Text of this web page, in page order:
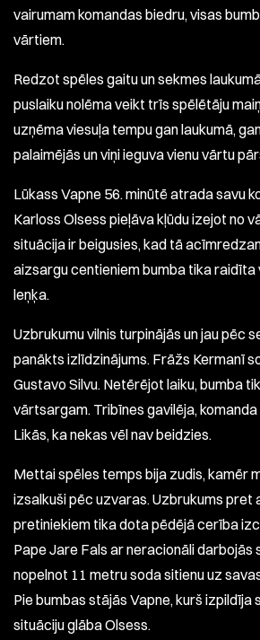
vairumam komandas biedru, visas
vārtiem.
Redzot spēles gaitu un sekmes
puslaiku nolēma veikt trīs spēlētāju
uzņēma viesuļa tempu gan laukumā,
palaimējās un viņi ieguva vienu vārtu
Lūkass Vapne 56. minūtē atrada savu
Karloss Olsess pieļāva kļūdu izejot no
situācija ir beigusies, kad tā
aizsargu centieniem bumba tika raidīta
leņķa.
Uzbrukumu vilnis turpinājās un jau pēc
panākts izlīdzinājums. Frāžs Kermanī
Gustavo Silvu. Netērējot laiku, bumba
vārtsargam. Tribīnes gavilēja, komanda
Likās, ka nekas vēl nav beidzies.
Mettai spēles temps bija zudis, kamēr
izsalkuši pēc uzvaras. Uzbrukums pret
pretiniekiem tika dota pēdējā cerība
Pape Jare Fals ar neracionāli darbojās
nopelnot 11 metru soda sitienu uz
Pie bumbas stājās Vapne, kurš izpildīja
situāciju glāba Olsess.